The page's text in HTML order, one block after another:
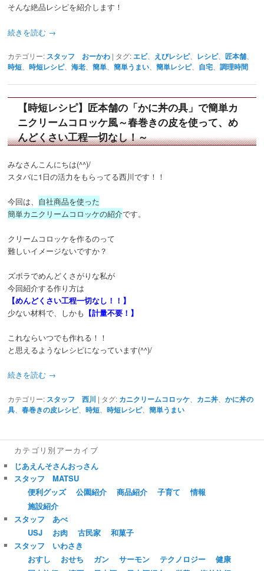
そんな絶品レシピを紹介します！
続きを読む →
カテゴリー: スタッフ おーかわ | タグ: エビ、 えびレシピ、 レシピ、匠本舗
時短 、時短レシピ、海老 、簡単 、簡単うまい 、簡単レシピ、 自宅 、調理時間
【時短レシピ】匠本舗の「かに丼の具」で簡単カ
ニクリームコロッケ風～春巻きの皮を使って、め
んどくさい工程一切なし！～
みなさんこんにちは(^^)/
スタバに1日の活力をもらってる西川です！！
今回は、 自社商品を使った
簡単カニクリームコロッケの紹介です。
クリームコロッケを作るのって
難しいイメージないですか？
ズボラでめんどくさがりな私が
今回紹介する作り方は
【めんどくさい工程一切なし！！】
少ない材料で、しかも 【計量不要！】
これならいつでも作れる！！
と思えるようなレシピになっています(^^)/
続きを読む →
カテゴリー: スタッフ 西川 | タグ: カニクリームコロッケ カニ丼 、かに丼の
具 、春巻きの皮レシピ、時短 、時短レシピ、簡単うまい
カテゴリ別アーカイブ
じあえんそさんおっさん
スタッフ MATSU
便利グッズ
公園紹介 商品紹介 子育て
情報
施設紹介
スタッフ あべ
USJ
お肉 古民家
和菓子
スタッフ いわさき
おすし
おせち ガン サーモン テクノロジー
健康